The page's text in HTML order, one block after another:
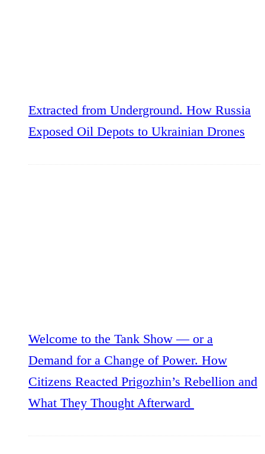
Extracted from Underground. How Russia
Exposed Oil Depots to Ukrainian Drones
Welcome to the Tank Show — or a
Demand for a Change of Power. How
Citizens Reacted Prigozhin’s Rebellion and
What They Thought Afterward